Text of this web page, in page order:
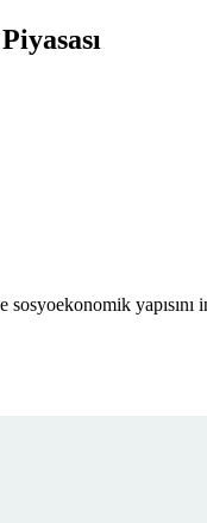
yapısını